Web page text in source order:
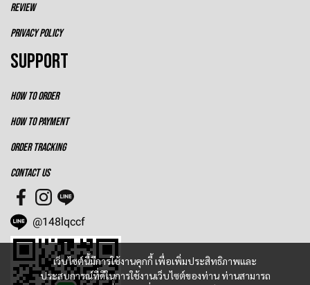
เว็บไซต์นี้มีการใช้งานคุกกี้ เพื่อเพิ่มประสิทธิภาพและ
ประสบการณ์ที่ดีในการใช้งานเว็บไซต์ของท่าน ท่านสามารถ
REVIEW
PRIVACY POLICY
SUPPORT
HOW TO ORDER
HOW TO PAYMENT
ORDER TRACKING
CONTACT US
@148lqccf